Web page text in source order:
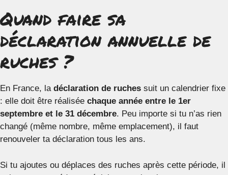
Quand faire sa
déclaration annuelle de
ruches ?
En France, la déclaration de ruches suit un calendrier fixe
: elle doit être réalisée chaque année entre le 1er
septembre et le 31 décembre. Peu importe si tu n’as rien
changé (même nombre, même emplacement), il faut
renouveler ta déclaration tous les ans.
Si tu ajoutes ou déplaces des ruches après cette période, il